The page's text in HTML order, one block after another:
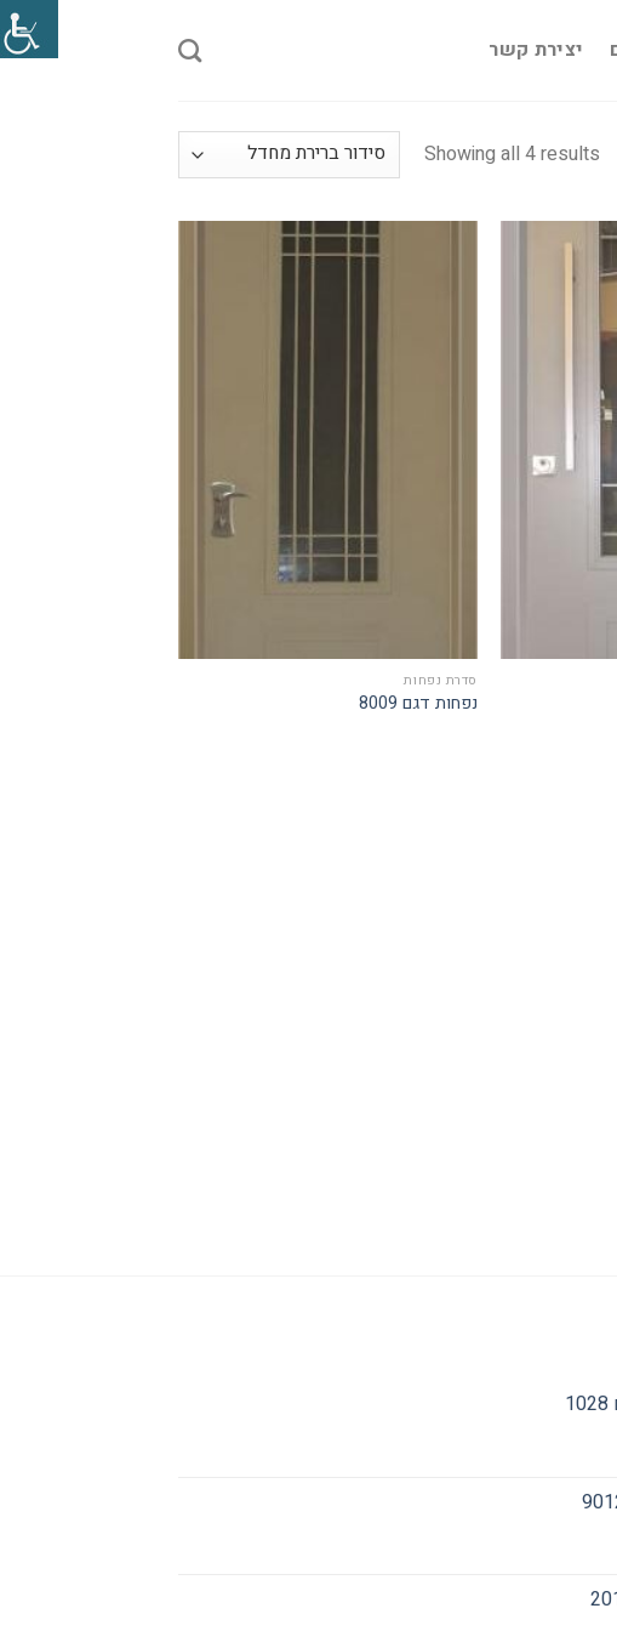
יצירת קשר
Showing all 4 results
סדרת נפחות
נפחות דגם 8009